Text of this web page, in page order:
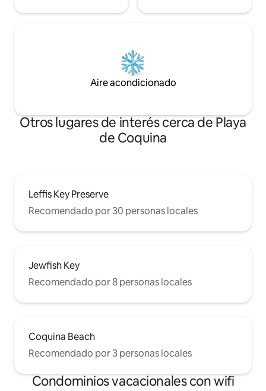
Aire acondicionado
Otros lugares de interés cerca de Playa
de Coquina
Leffis Key Preserve
Recomendado por 30 personas locales
Jewfish Key
Recomendado por 8 personas locales
Coquina Beach
Recomendado por 3 personas locales
Condominios vacacionales con wifi